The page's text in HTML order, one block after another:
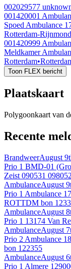
002029577
001420001
Spoed Ambulance
Rotterdam-Rijnmond
001420999
Meldkamer
Rotterdam•
Toon FLEX bericht
Plaatskaart
Polygoonkaart van
Recente
BrandweerAugust
Prio 1 BMD-01
Zeist 090531
AmbulanceAugust
Prio 1 Ambulance
ROTTDM bon
AmbulanceAugust
Prio 1 13174 Van
AmbulanceAugust
Prio 2 Ambulance
bon 122355
AmbulanceAugust
Prio 1 Almere